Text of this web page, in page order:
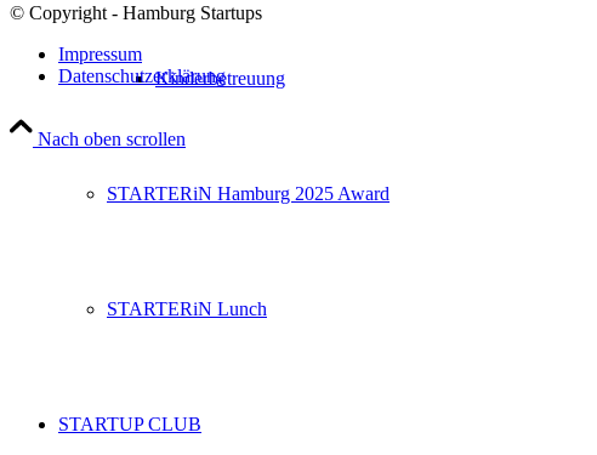
Kinderbetreuung
STARTERiN Hamburg 2025 Award
STARTERiN Lunch
STARTUP CLUB
© Copyright - Hamburg Startups
Impressum
Datenschutzerklärung
Nach oben scrollen